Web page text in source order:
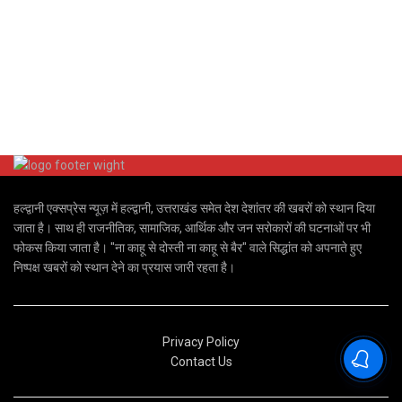
हल्द्वानी एक्सप्रेस न्यूज़ में हल्द्वानी, उत्तराखंड समेत देश देशांतर की खबरों को स्थान दिया
जाता है। साथ ही राजनीतिक, सामाजिक, आर्थिक और जन सरोकारों की घटनाओं पर भी
फोकस किया जाता है। "ना काहू से दोस्ती ना काहू से बैर" वाले सिद्धांत को अपनाते हुए
निष्पक्ष खबरों को स्थान देने का प्रयास जारी रहता है।
Privacy Policy
Contact Us